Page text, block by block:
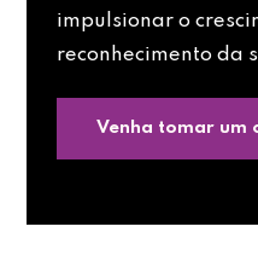
impulsionar o
reconhecimento da
Venha tomar um